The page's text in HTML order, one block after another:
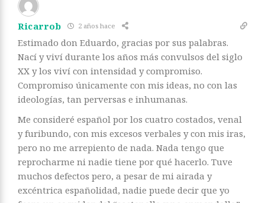
Ricarrob 2 años hace
Estimado don Eduardo, gracias por sus palabras.
Nací y viví durante los años más convulsos del siglo
XX y los viví con intensidad y compromiso.
Compromiso únicamente con mis ideas, no con las
ideologías, tan perversas e inhumanas.
Me consideré español por los cuatro costados, venal
y furibundo, con mis excesos verbales y con mis iras,
pero no me arrepiento de nada. Nada tengo que
reprocharme ni nadie tiene por qué hacerlo. Tuve
muchos defectos pero, a pesar de mi airada y
excéntrica españolidad, nadie puede decir que yo